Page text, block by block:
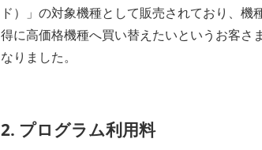
ド）」の対象機種として販売されており、
得に高価格機種へ買い替えたいというお客
なりました。
2. プログラム利用料